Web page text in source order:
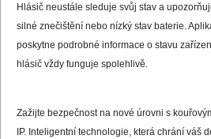
Hlásič neustále sleduje svůj stav a
silné znečištění nebo nízký stav baterie.
poskytne podrobné informace o stavu
hlásič vždy funguje spolehlivě.
Zažijte bezpečnost na nové úrovni s
IP. Inteligentní technologie, která chrání váš